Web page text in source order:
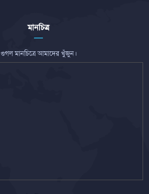
মানচিত্র
গুগল মানচিত্রে আমাদের খুঁজুন।